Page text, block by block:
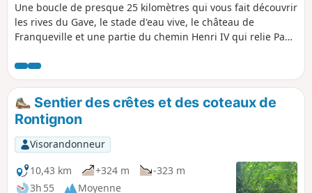
Une boucle de presque 25 kilomètres qui vous fait découvrir
les rives du Gave, le stade d'eau vive, le château de
Franqueville et une partie du chemin Henri IV qui relie Pau
gauche du gave jusqu'à votre point de départ.
Sentier des crêtes et des coteaux de
Rontignon
Visorandonneur
10,43 km
+324 m
-323 m
3h 55
Moyenne